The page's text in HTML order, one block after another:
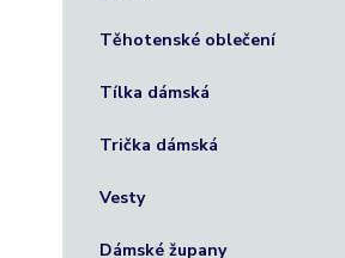
Těhotenské oblečení
Tílka dámská
Trička dámská
Vesty
Dámské župany